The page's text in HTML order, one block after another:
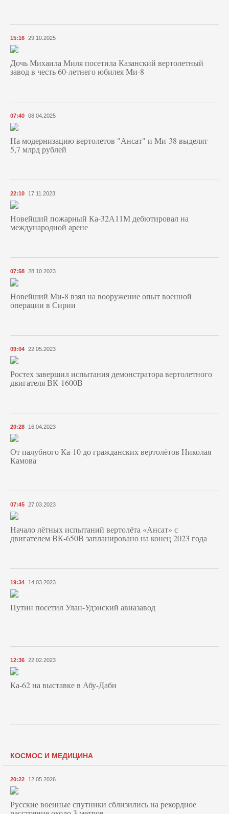
15:16 29.10.2025
Дочь Михаила Миля посетила Казанский вертолетный
завод в честь 60-летнего юбилея Ми-8
07:40 08.04.2025
На модернизацию вертолетов "Ансат" и Ми-38 выделят
5,7 млрд рублей
22:10 17.11.2023
Новейший пожарный Ка-32А11М дебютировал на
международной арене
07:58 28.10.2023
Новейший Ми-8 взял на вооружение опыт военной
операции в Сирии
09:04 22.05.2023
Ростех завершил испытания демонстратора вертолетного
двигателя ВК-1600В
20:28 16.04.2023
От палубного Ка-10 до гражданских вертолётов Николая
Камова
07:45 27.03.2023
Начало лётных испытаний вертолёта «Ансат» с
двигателем ВК-650В запланировано на конец 2023 года
19:34 14.03.2023
Путин посетил Улан-Удэнский авиазавод
12:36 22.02.2023
Ка-62 на выставке в Абу-Даби
КОСМОС И МЕДИЦИНА
20:22 12.05.2026
Русские военные спутники сблизились на рекордное